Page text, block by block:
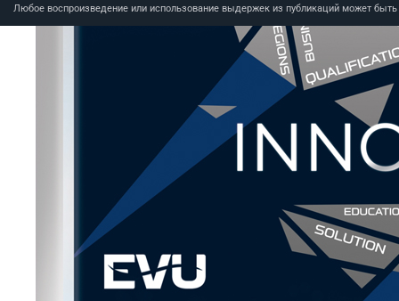
Любое воспроизведение или использование выдержек из публикаций может